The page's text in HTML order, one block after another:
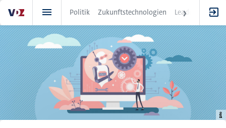
zum
Inhalt
Politik Zukunftstechnologien Leadership